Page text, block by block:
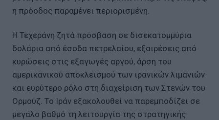
η πρόοδος παραμένει περιορισμένη.
Η Τεχεράνη ζητά πρόσβαση σε δισεκατομμύρια
δολάρια από έσοδα πετρελαίου, εξαιρέσεις από
κυρώσεις στις εξαγωγές αργού, άρση του
αμερικανικού αποκλεισμού των ιρανικών λιμανιών
και ευρύτερο ρόλο στη διαχείριση των Στενών του
Ορμούζ. Το Ιράν εξακολουθεί να παρεμποδίζει σε
μεγάλο βαθμό τη λειτουργία της στρατηγικής